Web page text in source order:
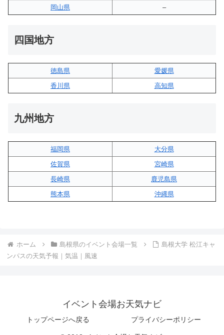
岡山県
–
四国地方
徳島県
愛媛県
香川県
高知県
九州地方
福岡県
大分県
佐賀県
宮崎県
長崎県
鹿児島県
熊本県
沖縄県
ホーム 島根県のイベント会場一覧
島根大学 松江キャ
ンパスの天気予報｜気温｜風速
イベント会場お天気ナビ
トップページへ戻る プライバシーポリシー